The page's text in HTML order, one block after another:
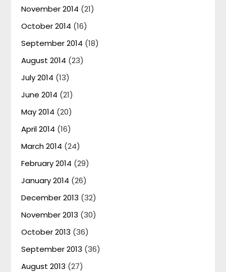
November 2014 (21)
October 2014 (16)
September 2014 (18)
August 2014 (23)
July 2014 (13)
June 2014 (21)
May 2014 (20)
April 2014 (16)
March 2014 (24)
February 2014 (29)
January 2014 (26)
December 2013 (32)
November 2013 (30)
October 2013 (36)
September 2013 (36)
August 2013 (27)